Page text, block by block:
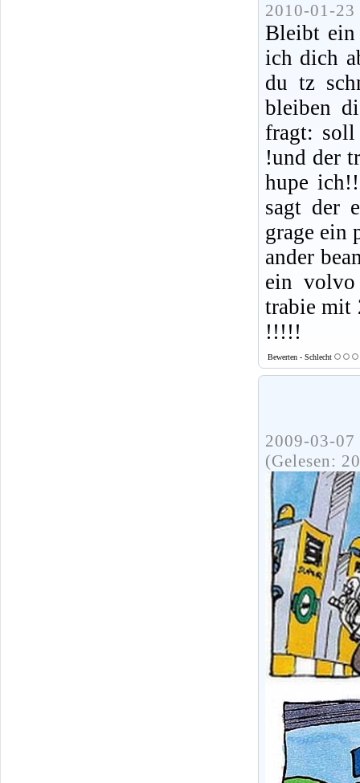
2010-01-23
Bleibt
ich dich
du tz
bleiben
fragt: soll
!und der
hupe
sagt der
grage ein
ander
ein
trabie mit
!!!!!
Bewerten - Schlecht
2009-03-
(Gelesen: